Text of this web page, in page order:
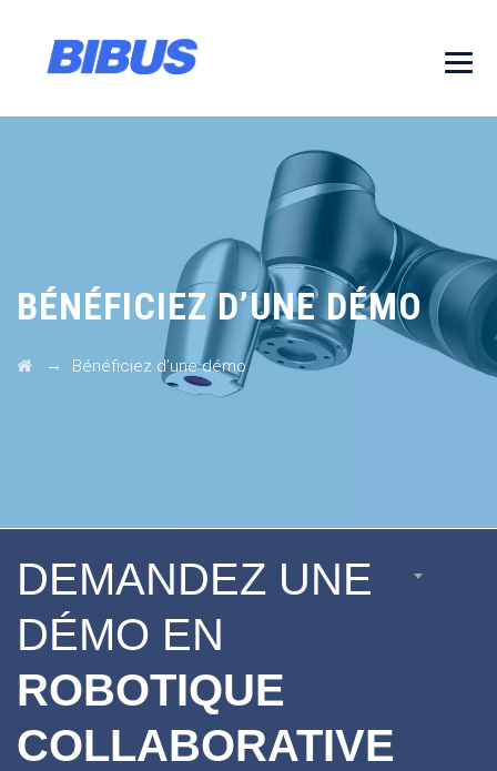
BÉNÉFICIEZ D’UNE DÉMO
→ Bénéficiez d’une démo
DEMANDEZ UNE
DÉMO EN
ROBOTIQUE
COLLABORATIVE